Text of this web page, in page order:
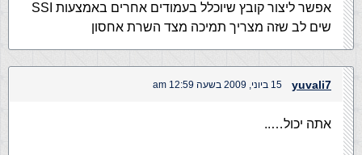
אפשר ליצור קובץ שיוכלל בעמודים אחרים באמצעות SSI
שים לב שזה מצריך תמיכה מצד השרת אחסון
yuvali7 15 ביוני, 2009 בשעה 12:59 am
אתה יכול…..